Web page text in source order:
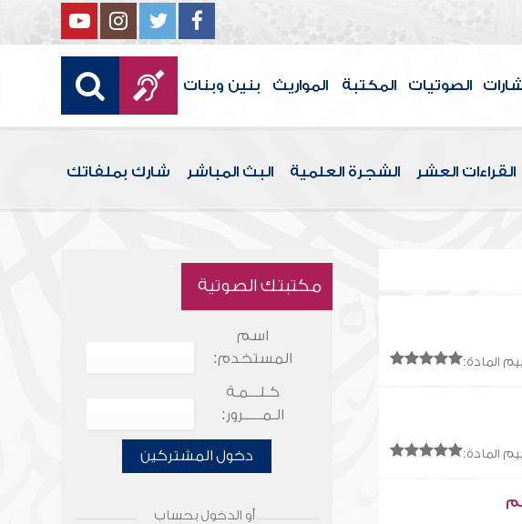
الصوتيات المكتبة المواريث بنين وبنات
القراءات العشر الشجرة العلمية البث المباشر شارك بملفاتك
المادة:
المادة:
مكتبتك الصوتية
اسم
المستخدم:
كـلـــمـة
الـمـــــرور:
دخول المشتركين
أو الدخول بحساب